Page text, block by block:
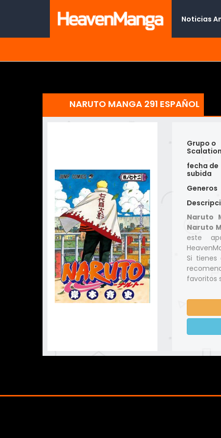
Noticias
NARUTO MANGA 291 ESPAÑOL
Grupo o
Scalation
fecha de
subida
Generos
Naruto
Naruto
este
Si tienes
favoritos